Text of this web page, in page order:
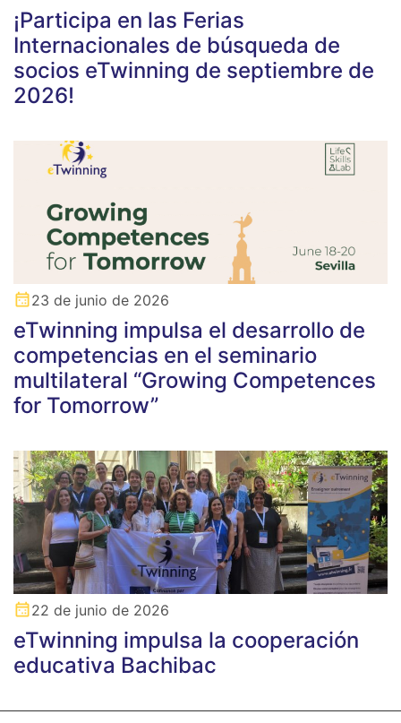
¡Participa en las Ferias
Internacionales de búsqueda de
socios eTwinning de septiembre de
2026!
23 de junio de 2026
eTwinning impulsa el desarrollo de
competencias en el seminario
multilateral “Growing Competences
for Tomorrow”
22 de junio de 2026
eTwinning impulsa la cooperación
educativa Bachibac